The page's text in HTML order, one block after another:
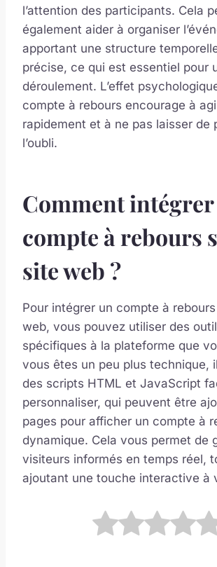
l’attention des participants. Cela
également aider à organiser
apportant une structure
précise, ce qui est essentiel pour
déroulement. L’effet
compte à rebours encourage à
rapidement et à ne pas laisser de
l’oubli.
Comment
compte à rebours
site web ?
Pour intégrer un compte à
web, vous pouvez utiliser des
spécifiques à la plateforme que
vous êtes un peu plus technique,
des scripts HTML et JavaScript
personnaliser, qui peuvent être
pages pour afficher un compte à
dynamique. Cela vous permet de
visiteurs informés en temps réel,
ajoutant une touche interactive à